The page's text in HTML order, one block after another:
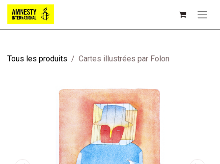
Tous les produits Cartes illustrées par Folon